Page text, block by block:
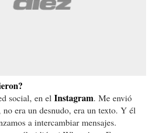
social, en el Instagram. Me envió
era un desnudo, era un texto. Y él
a intercambiar mensajes.